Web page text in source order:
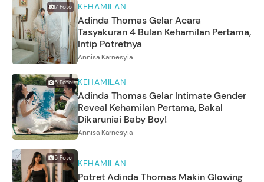
7 Foto KEHAMILAN
Adinda Thomas Gelar Acara
Tasyakuran 4 Bulan Kehamilan Pertama,
Intip Potretnya
Annisa Karnesyia
5Foto KEHAMILAN
Adinda Thomas Gelar Intimate Gender
Reveal Kehamilan Pertama, Bakal
Dikaruniai Baby Boy!
Annisa Karnesyia
5 Foto KEHAMILAN
Potret Adinda Thomas Makin Glowing